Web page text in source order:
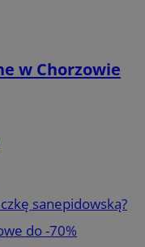
w Chorzowie
sanepidowską?
do -70%